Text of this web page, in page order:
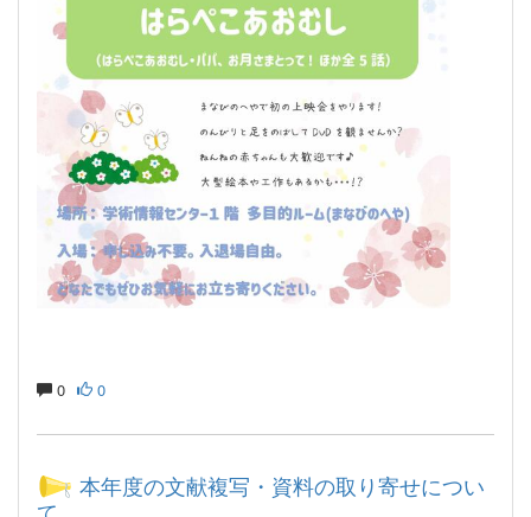
0 0
本年度の文献複写・資料の取り寄せについ